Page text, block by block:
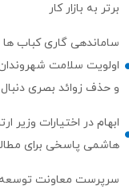
برتر به بازار کار
ساماندهی گاری کباب ها
اولویت سلامت
و حذف زوائد بصری
ابهام در اختیارات وزیر
هاشمی پاسخی برای
سرپرست معاونت توسعه